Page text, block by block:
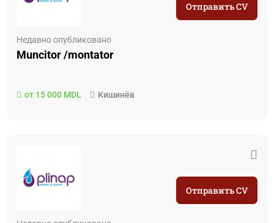
Недавно опубликовано
Muncitor /montator
от 15 000 MDL Кишинёв
Отправить CV
Отправить CV